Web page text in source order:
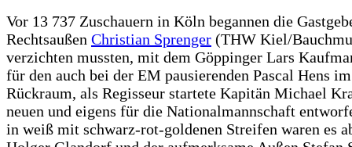
Vor 13 737 Zuschauern in Köln begannen die
Rechtsaußen Christian Sprenger (THW Kiel/
verzichten mussten, mit dem Göppinger Lars
für den auch bei der EM pausierenden Pascal Hens
Rückraum, als Regisseur startete Kapitän Michael
neuen und eigens für die Nationalmannschaft
in weiß mit schwarz-rot-goldenen Streifen waren es